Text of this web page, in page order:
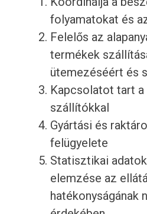
folyamatokat és
Felelős az
termékek
ütemezéséért és
Kapcsolatot tart
szállítókkal
Gyártási és
felügyelete
Statisztikai
elemzése az
hatékonyságának